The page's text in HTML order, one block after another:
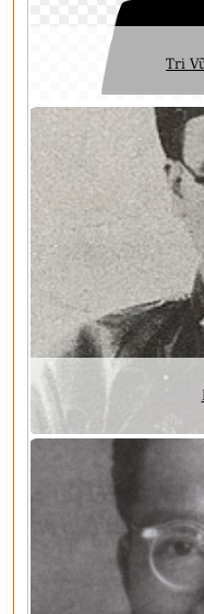
Tri